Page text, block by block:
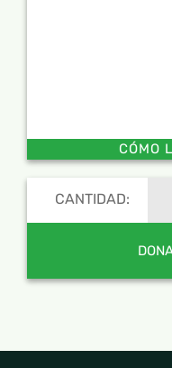
CÓMO
CANTIDAD: